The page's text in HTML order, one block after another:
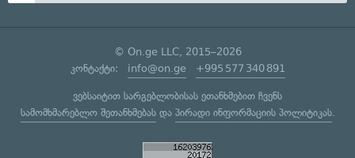
© On.ge LLC, 2015–2026
კონტაქტი: info@on.ge +995 577 340 891
ვებსაიტით სარგებლობისას ეთანხმებით ჩვენს
სამომხმარებლო შეთანხმებასდა პირადი ინფორმაციის პოლიტიკას.